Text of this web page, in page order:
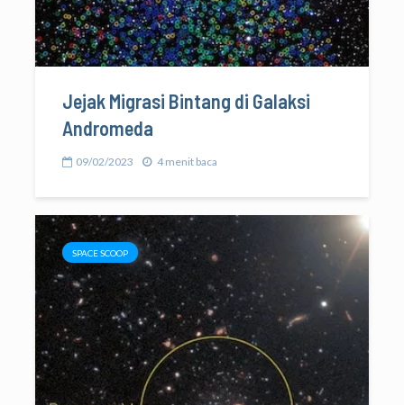
Jejak Migrasi Bintang di Galaksi
Andromeda
09/02/2023 4 menit baca
SPACE SCOOP